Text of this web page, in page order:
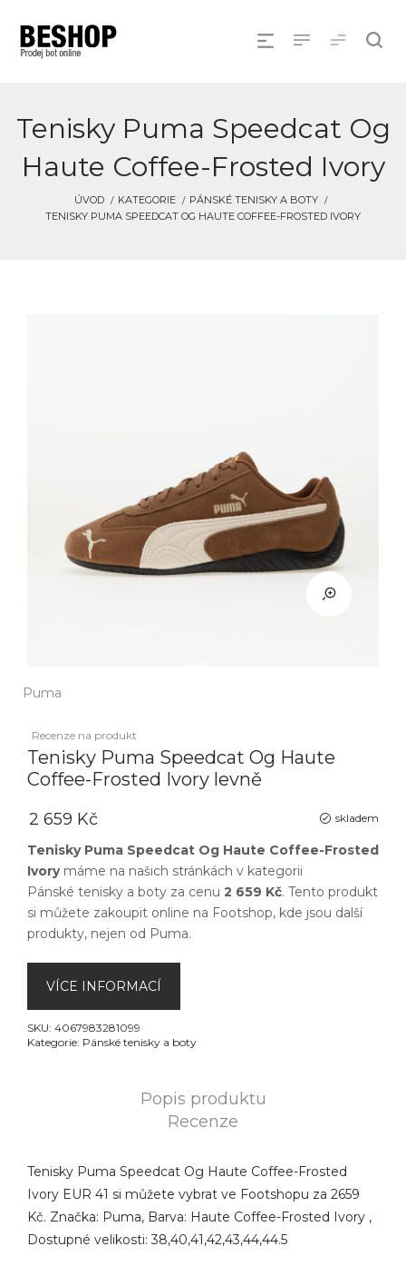
Tenisky Puma Speedcat Og
Haute Coffee-Frosted Ivory
ÚVOD KATEGORIE
PÁNSKÉ TENISKY A BOTY
TENISKY PUMA SPEEDCAT OG HAUTE COFFEE-FROSTED IVORY
Puma
Recenze na produkt
Tenisky Puma Speedcat Og Haute
Coffee-Frosted Ivory levně
skladem
2 659 Kč
Tenisky Puma Speedcat Og Haute Coffee-Frosted
Ivorymáme na našich stránkách v kategorii
Pánské tenisky a boty za cenu 2 659 Kč. Tento produkt
si můžete zakoupit online na Footshop, kde jsou další
produkty, nejen od Puma.
VÍCE INFORMACÍ
SKU: 4067983281099
Kategorie: Pánské tenisky a boty
Popis produktu
Recenze
Tenisky Puma Speedcat Og Haute Coffee-Frosted
Ivory EUR 41 si můžete vybrat ve Footshopu za 2659
Kč. Značka: Puma, Barva: Haute Coffee-Frosted Ivory ,
Dostupné velikosti: 38,40,41,42,43,44,44.5